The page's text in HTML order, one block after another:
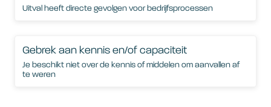
Uitval heeft directe gevolgen voor bedrijfsprocessen
Gebrek aan kennis en/of capaciteit
Je beschikt niet over de kennis of middelen om aanvallen af
te weren